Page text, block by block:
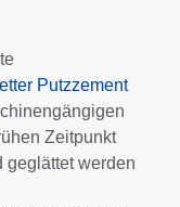
Putzzement
Zeitpunkt
geglättet werden